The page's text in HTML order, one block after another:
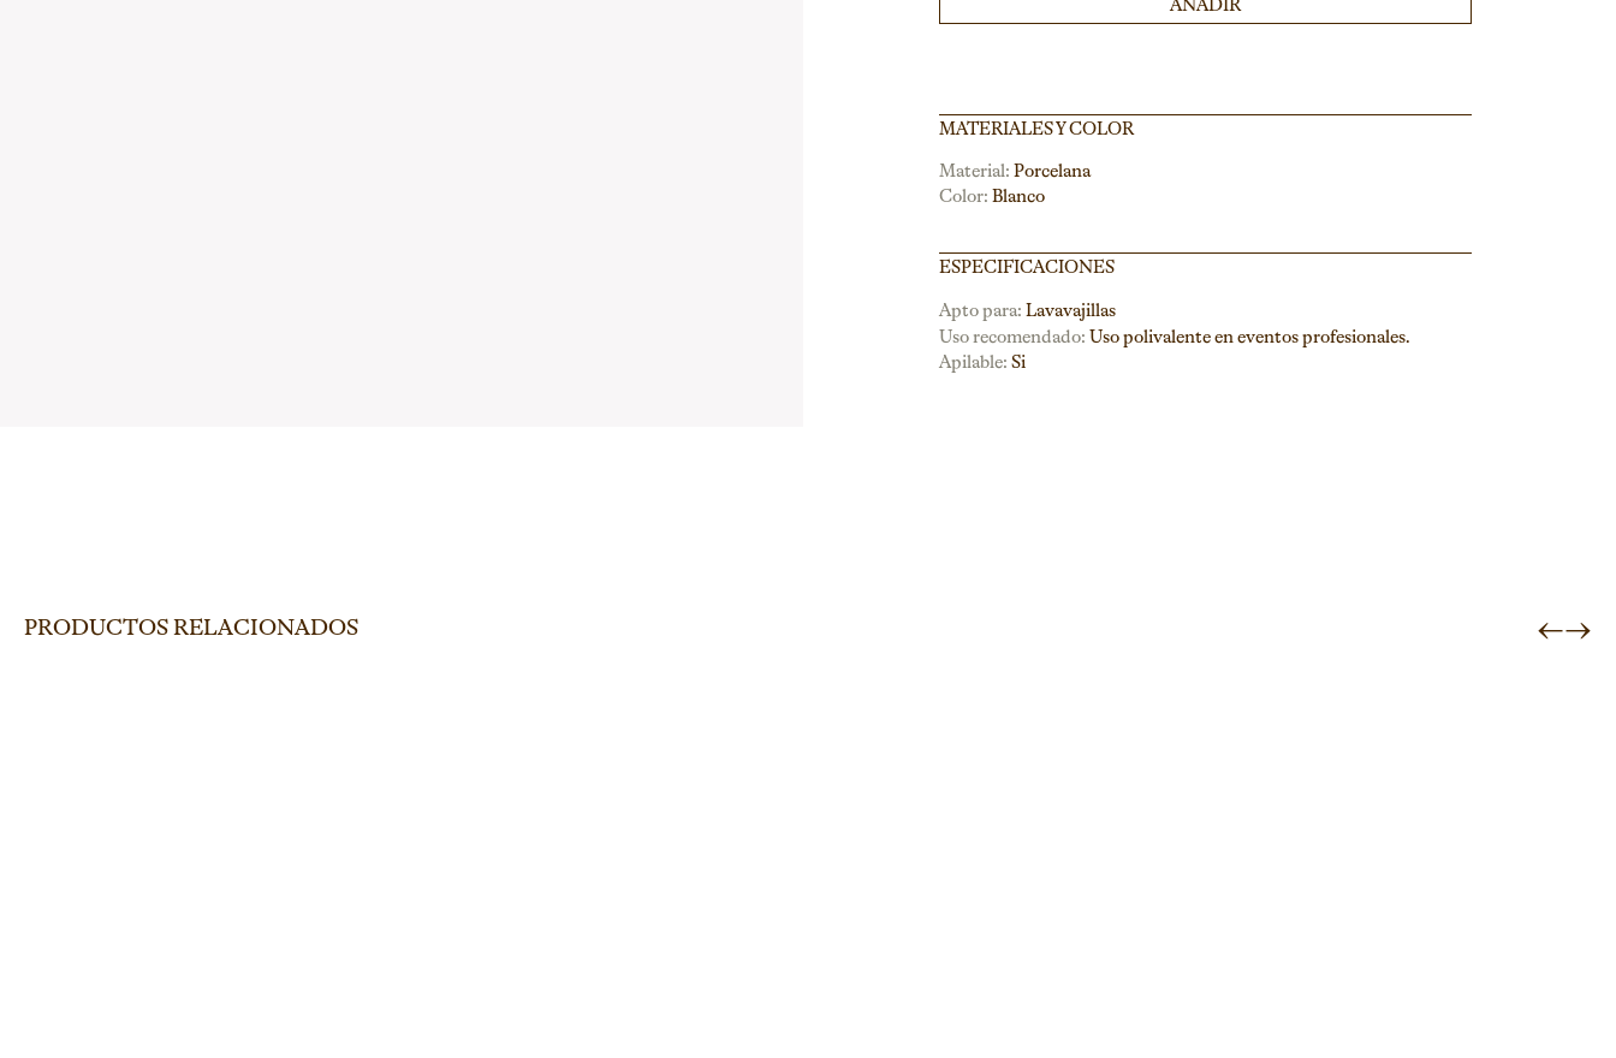
AÑADIR
MATERIALES Y COLOR
Material: Porcelana
Color: Blanco
ESPECIFICACIONES
Apto para: Lavavajillas
Uso recomendado: Uso polivalente en eventos profesionales.
Apilable: Si
PRODUCTOS RELACIONADOS ←→